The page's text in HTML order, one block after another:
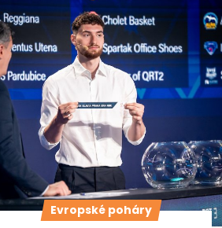
Evropské poháry